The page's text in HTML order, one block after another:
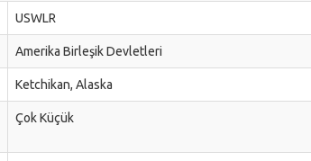
USWLR
Amerika Birleşik Devletleri
Ketchikan, Alaska
Çok Küçük